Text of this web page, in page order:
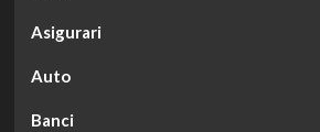
Asigurari
Auto
Banci